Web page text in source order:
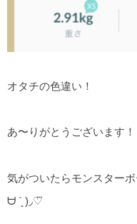
オタチの色違い！
あ〜りがとうございます！
気がついたらモンスター
ᗨ `͈ )◞♡⃛